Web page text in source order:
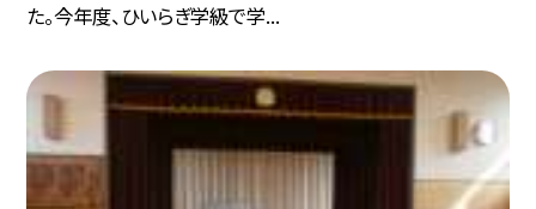
た。今年度、ひいらぎ学級で学...